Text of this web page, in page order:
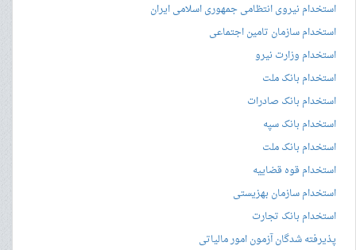
استخدام نیروی انتظامی جمهوری اسلامی ایران
استخدام سازمان تامین اجتماعی
استخدام وزارت نیرو
استخدام بانک ملت
استخدام بانک صادرات
استخدام بانک سپه
استخدام بانک ملت
استخدام قوه قضاییه
استخدام سازمان بهزیستی
استخدام بانک تجارت
پذیرفته شدگان آزمون امور مالیاتی